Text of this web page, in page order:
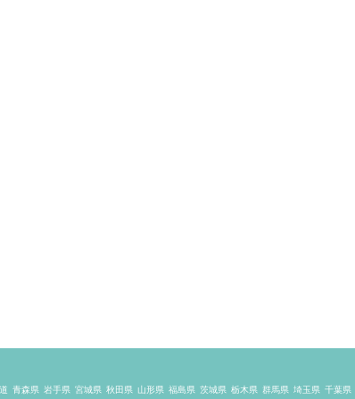
青森県 岩手県 宮城県 秋田県 山形県 福島県 茨城県 栃木県 群馬県 埼玉県 千葉県